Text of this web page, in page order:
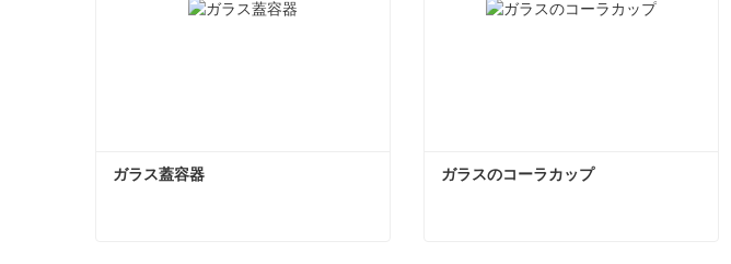
ガラス蓋容器 ガラスのコーラカップ